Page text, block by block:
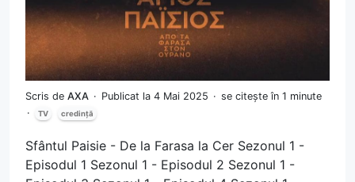
Scris de AXA Publicat la 4 Mai 2025 se citește în 1 minute
TV credință
Sfântul Paisie - De la Farasa la Cer Sezonul 1 -
Episodul 1 Sezonul 1 - Episodul 2 Sezonul 1 -